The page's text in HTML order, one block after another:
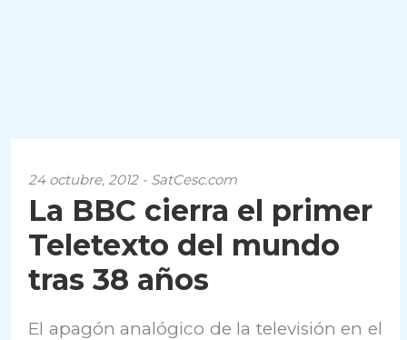
24 octubre, 2012 - SatCesc.com
La BBC cierra el primer
Teletexto del mundo
tras 38 años
El apagón analógico de la televisión en el